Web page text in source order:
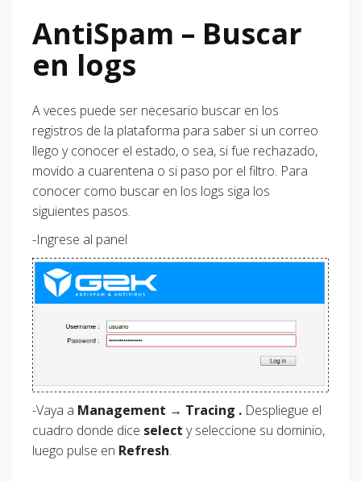
AntiSpam – Buscar
en logs
A veces puede ser necesario buscar en los
registros de la plataforma para saber si un correo
llego y conocer el estado, o sea, si fue rechazado,
movido a cuarentena o si paso por el filtro. Para
conocer como buscar en los logs siga los
siguientes pasos.
-Ingrese al panel
-Vaya a Management → Tracing . Despliegue el
cuadro donde dice select y seleccione su dominio,
luego pulse en Refresh.